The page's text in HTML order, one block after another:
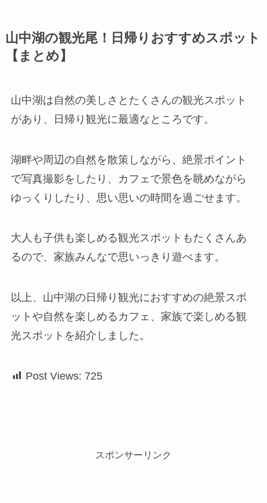
山中湖の観光尾！日帰りおすすめスポット
【まとめ】
山中湖は自然の美しさとたくさんの観光スポット
があり、日帰り観光に最適なところです。
湖畔や周辺の自然を散策しながら、絶景ポイント
で写真撮影をしたり、カフェで景色を眺めながら
ゆっくりしたり、思い思いの時間を過ごせます。
大人も子供も楽しめる観光スポットもたくさんあ
るので、家族みんなで思いっきり遊べます。
以上、山中湖の日帰り観光におすすめの絶景スポ
ットや自然を楽しめるカフェ、家族で楽しめる観
光スポットを紹介しました。
Post Views: 725
スポンサーリンク